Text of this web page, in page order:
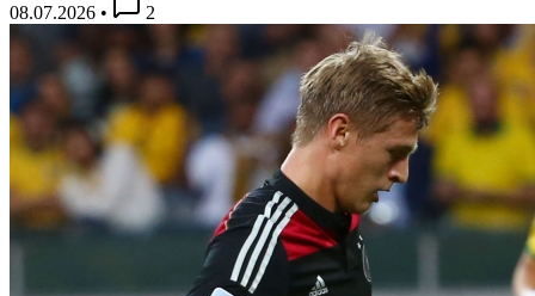
08.07.2026 • 2